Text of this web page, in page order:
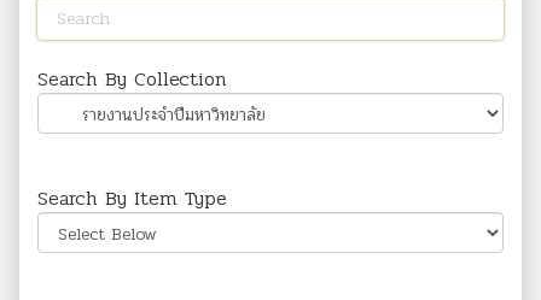
Search By Collection
Search By Item Type